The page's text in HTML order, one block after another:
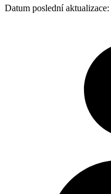
Datum poslední aktualizace: